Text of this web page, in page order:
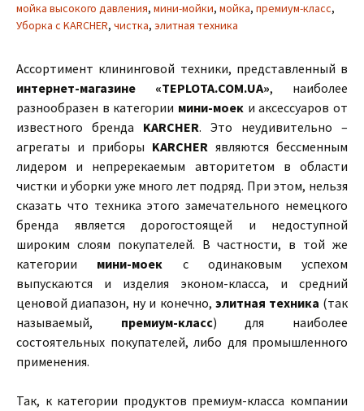
мойка высокого давления, мини-мойки, мойка, премиум-класс,
Уборка с KARCHER, чистка, элитная техника
Ассортимент клининговой техники, представленный в
интернет-магазине «TEPLOTA.COM.UA», наиболее
разнообразен в категории мини-моек и аксессуаров от
известного бренда KARCHER. Это неудивительно –
агрегаты и приборы KARCHER являются бессменным
лидером и непререкаемым авторитетом в области
чистки и уборки уже много лет подряд. При этом, нельзя
сказать что техника этого замечательного немецкого
бренда является дорогостоящей и недоступной
широким слоям покупателей. В частности, в той же
категории мини-моек с одинаковым успехом
выпускаются и изделия эконом-класса, и средний
ценовой диапазон, ну и конечно, элитная техника (так
называемый, премиум-класс) для наиболее
состоятельных покупателей, либо для промышленного
применения.
Так, к категории продуктов премиум-класса компании